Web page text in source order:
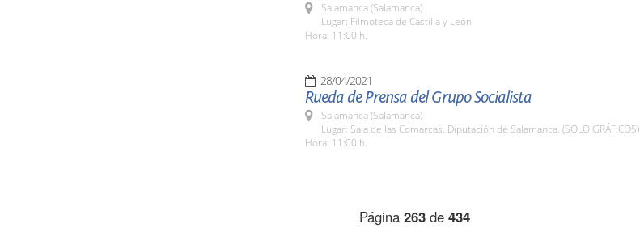
Salamanca (Salamanca)
Lugar: Filmoteca de Castilla y León
Hora: 11:00 h.
28/04/2021
Rueda de Prensa del Grupo Socialista
Salamanca (Salamanca)
Lugar: Sala de las Comarcas. Diputación de Salamanca. (SOLO GRÁFICOS)
Hora: 11:00 h.
Página 263de 434